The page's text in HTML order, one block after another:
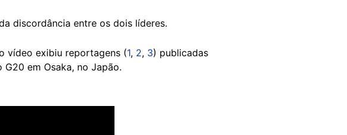
discordância entre os dois líderes.
vídeo exibiu reportagens (1, 2, 3) publicadas
em Osaka, no Japão.